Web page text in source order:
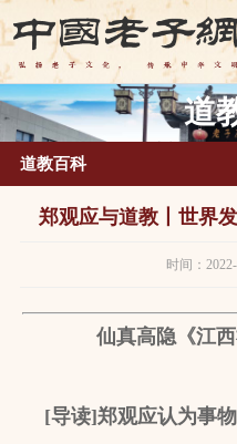
道
道教百科
郑观应与道教丨世界
时间：
仙真高隐《江
[导读]郑观应认为事